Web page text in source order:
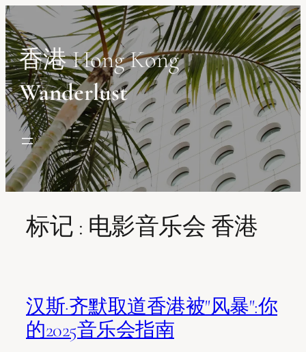
Skip
to
content
香港 Hong Kong
Wanderlust
标记 : 电影音乐会 香港
汉斯·齐默取道香港被"风暴":你
的2025音乐会指南